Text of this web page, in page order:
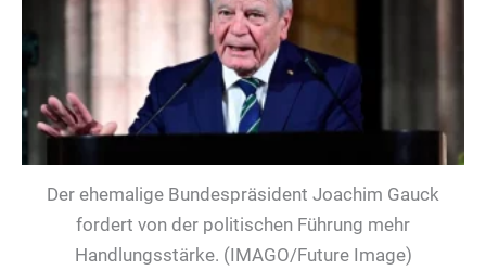
Der ehemalige Bundespräsident Joachim Gauck
fordert von der politischen Führung mehr
Handlungsstärke. (IMAGO/Future Image)